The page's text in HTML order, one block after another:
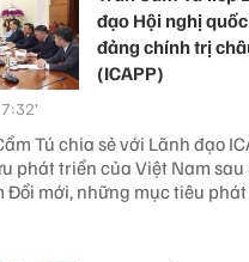
đạo Hội nghị
đảng chính trị
(ICAPP)
Tú chia sẻ với Lãnh đạo
phát triển của Việt Nam sau
Đổi mới, những mục tiêu